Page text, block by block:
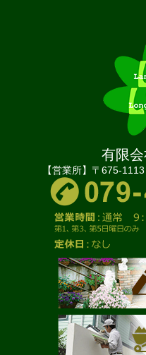
有限
【営業所】〒675-